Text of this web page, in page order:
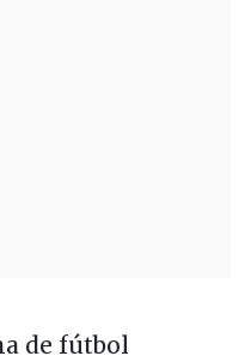
de fútbol